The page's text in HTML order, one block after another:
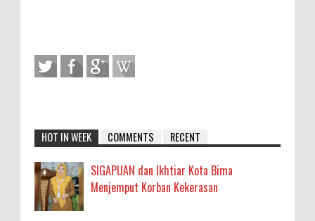
HOT IN WEEK COMMENTS RECENT
SIGAPUAN dan Ikhtiar Kota Bima
Menjemput Korban Kekerasan